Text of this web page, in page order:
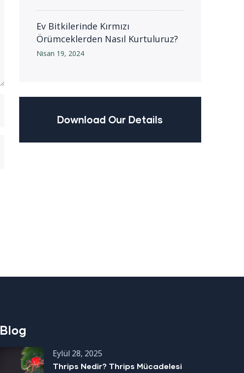
Ev Bitkilerinde Kırmızı
Örümceklerden Nasıl Kurtuluruz?
Nisan 19, 2024
Download Our Details
Blog
Eylül 28, 2025
Thrips Nedir? Thrips Mücadelesi